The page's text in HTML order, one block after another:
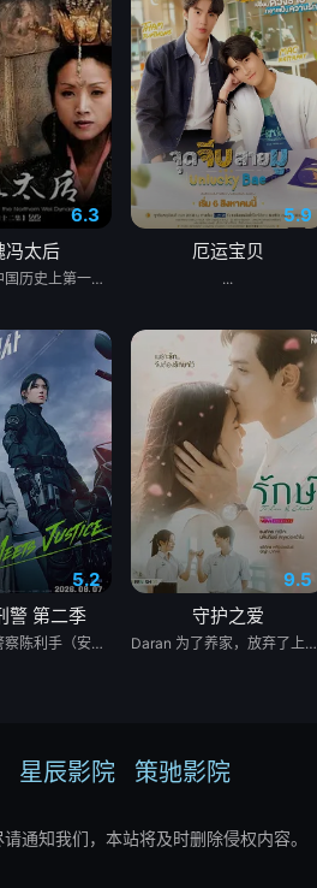
6.3
冯太后
该剧讲述了中国历史上第一位政绩卓著的女改革家——北魏冯太后充满传奇色彩的一生。 故事发生在南北朝时期，北方地区的北魏王朝正值太武帝当政。太平真君十年，太武帝颁诏，命大将军冯邈带兵征讨柔然。大臣乙浑以冯邈是降将为由极力反对，左昭仪冯姑出面力挺大将军冯邈，太武帝最终决定仍由冯邈带兵出征。冯邈战败投降，大为震怒的太武帝派乙浑诛杀冯家老小，冯姑的哥哥冯朗也被赐死，冯朗的儿子冯熙因为逃到羌族部落，性命得以保全。冯朗的女儿冯淑仪几经波折，最终以戴罪之身进入皇宫做了一个小奴婢。 少年冯淑仪聪慧机敏，后来成为了少年皇子拓跋浚的伴读。公元452年，年仅13岁的拓跋浚称帝，成为历史上的文成帝。冯淑仪被选为贵人，并最终成为母仪天下的皇后。柔然进犯北魏，文成帝提出比武选将，冯皇后借机召回躲藏在羌族部落的哥哥冯熙。在比武大会上，女扮男装、替父从军的花木兰和冯熙脱颖而出，最终冯熙被任命为先锋，他率部与柔然军队交战，大获全胜，冯家兄妹终于洗刷掉了冯家的耻辱。文成帝打算兴建云岗石窟，得到冯皇后支持的昙曜最终领命开凿佛窟。 文成帝驾崩，火祭之时，冯皇后纵身火海，幸被侍官李弈救出。在众臣的帮助下，冯太后一举铲除了阴谋篡权的乙浑。少年献文帝继位后，冯皇后被尊为冯太后，首次临朝称制。献文帝长大成人，冯太后还政于朝，开始全心教导太子拓跋宏。公元471年，5岁的孝文帝拓跋宏登基，公元476年，冯太后二次临朝称制。冯太后是一位开明的政治家，她鼓励孝文帝矢志改革，富国强兵。在冯皇后的引导和全力支持下，孝文帝颁布实施了《三长制》和《均田制》。在这些改革措施的激励下，北魏王朝国力日渐强大，经济和文化都有了空前的发展。
5.9
厄运宝贝
...
5.2
警 第二季
财阀富三代警察陈利手（安普贤 饰）华丽回归，完美蜕变为成熟专业的刑警，继续以财力同实力展开查案历险记。新上司朱惠拉（郑恩彩 饰）空降，两个性格不合的拍挡将联手破案。
9.5
守护之爱
Daran 为了养家，放弃了上大学的梦想，高中毕业后便开始工作。然而，她一直难以找到稳定的工作，最终只能在一家广播电视公司担任保安。 命运弄人，她在那里重逢了高中时期深爱的前男友 Rangsiman。如今的 Rangsiman 已经成为电视台的高层主管，事业有成，并且已经与另一位女性订婚。 年轻时，两人曾深爱彼此，却因为误会和彼此隐瞒的秘密而分手。多年后再次相遇，Rangsiman 发现自己始终无法忘记 Daran。他想知道，当年她为什么突然离开自己，以及这些年她究竟经历了什么，才会走到今天这一步。 随着真相一点点揭开，两人不得不面对过去的伤痛、彼此的愧疚，以及现实中的重重阻碍，包括 Rangsiman 的婚约。
星辰影院 策驰影院
通知我们，本站将及时删除侵权内容。